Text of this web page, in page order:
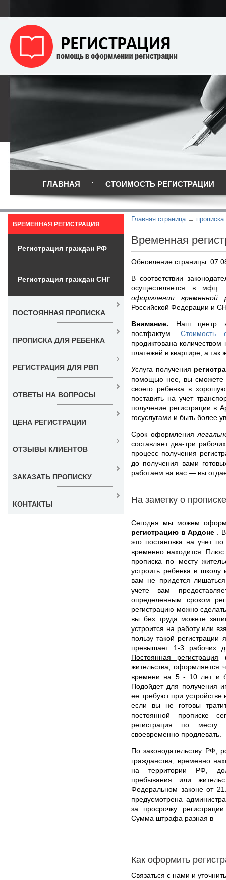
ГЛАВНАЯ СТОИМОСТЬ РЕГИСТРАЦИИ
Главная страница
Временная
Обновление страницы:
В соответствии
осуществляется в
оформлении
Российской Федерации и
Внимание. Наш центр
постфактум. Стоимость
продиктована
платежей в квартире, а
Услуга получения
помощью нее, вы сможете
своего ребенка в
поставить на учет
получение регистрации в
госуслугами и быть более
Срок оформления
составляет два-три
процесс получения
до получения вами
работаем на вас — вы
На заметку о прописке
Сегодня мы можем
регистрацию в Ардоне
.
это постановка на учет
временно находится.
прописка по месту
устроить ребенка в
вам не придется
учете вам
определенным сроком
регистрацию можно
вы без труда можете
устроится на работу или
пользу такой
превышает 1-3 рабочих
Постоянная регистрация
жительства, оформляется
времени на 5 - 10 лет и
Подойдет для получения
ее требуют при
если вы не готовы
постоянной прописке
регистрация по
своевременно продлевать.
По законодательству РФ,
гражданства, временно
на территории РФ,
пребывания или
Федеральном законе от
предусмотрена
за просрочку
Сумма штрафа разная в
Как оформить
Связаться с нами и
ВРЕМЕННАЯ РЕГИСТРАЦИЯ
Регистрация граждан РФ
Регистрация граждан СНГ
ПОСТОЯННАЯ ПРОПИСКА
ПРОПИСКА ДЛЯ РЕБЕНКА
РЕГИСТРАЦИЯ ДЛЯ РВП
ОТВЕТЫ НА ВОПРОСЫ
ЦЕНА РЕГИСТРАЦИИ
ОТЗЫВЫ КЛИЕНТОВ
ЗАКАЗАТЬ ПРОПИСКУ
КОНТАКТЫ